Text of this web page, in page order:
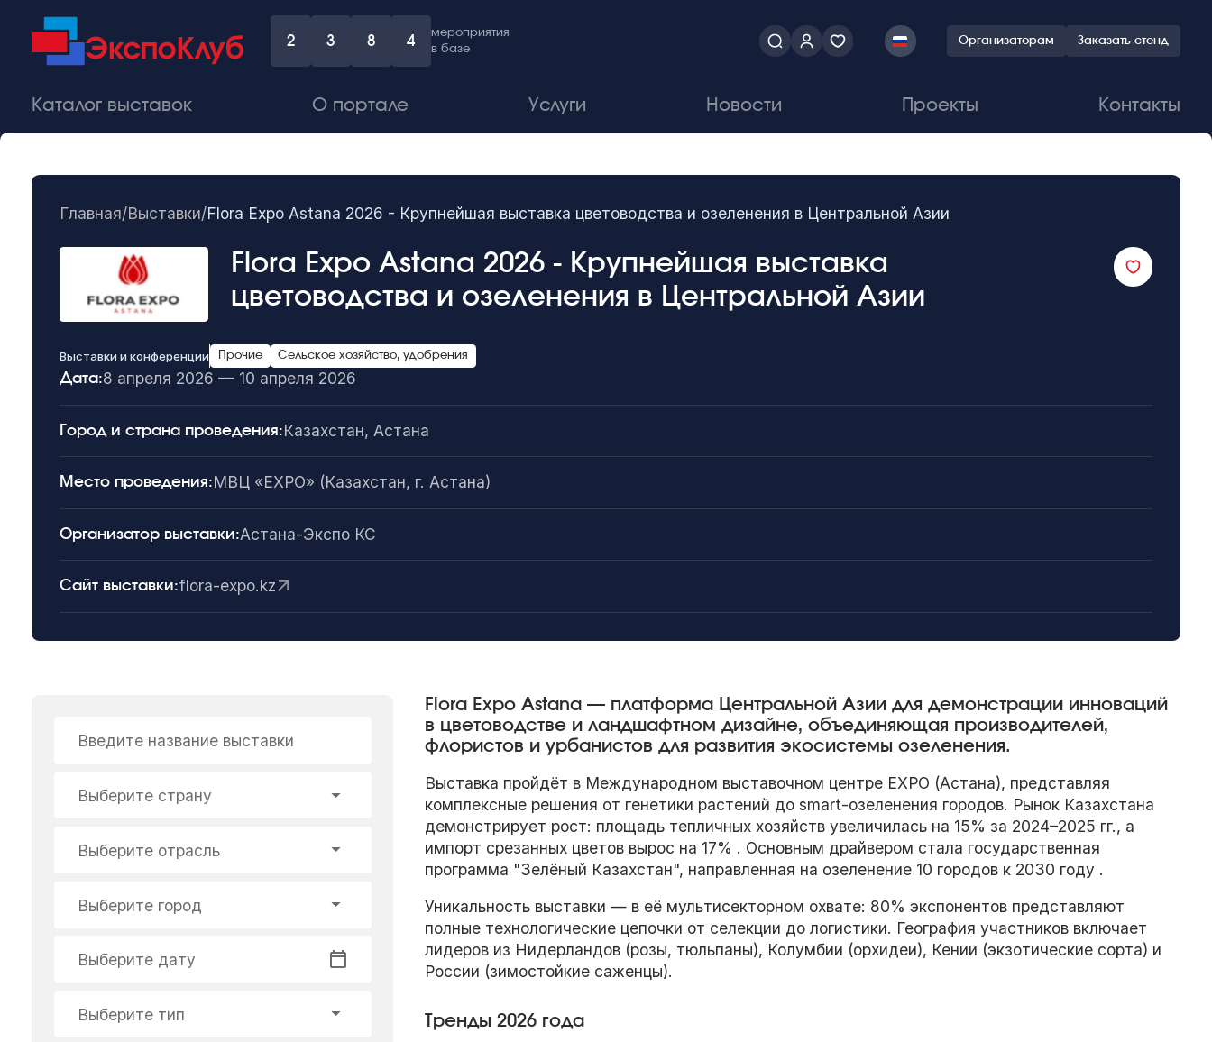
2 3 8 4
мероприятия
в базе
Организаторам Заказать стенд
Каталог выставок О портале Услуги Новости Проекты Контакты
Главная/Выставки/Flora Expo Astana 2026 - Крупнейшая выставка цветоводства и озеленения в Центральной Азии
Flora Expo Astana 2026 - Крупнейшая выставка
цветоводства и озеленения в Центральной Азии
Выставки и конференции Прочие Сельское хозяйство, удобрения
Дата:8 апреля 2026 — 10 апреля 2026
Город и страна проведения:Казахстан, Астана
Место проведения:МВЦ «EXPO» (Казахстан, г. Астана)
Организатор выставки:Астана-Экспо КС
Сайт выставки:flora-expo.kz
Введите название выставки
Выберите страну
Выберите отрасль
Выберите город
Выберите дату
Выберите тип
Flora Expo Astana — платформа Центральной Азии для демонстрации инноваций
в цветоводстве и ландшафтном дизайне, объединяющая производителей,
флористов и урбанистов для развития экосистемы озеленения.
Выставка пройдёт в Международном выставочном центре EXPO (Астана), представляя
комплексные решения от генетики растений до smart-озеленения городов. Рынок Казахстана
демонстрирует рост: площадь тепличных хозяйств увеличилась на 15% за 2024–2025 гг., а
импорт срезанных цветов вырос на 17% . Основным драйвером стала государственная
программа "Зелёный Казахстан", направленная на озеленение 10 городов к 2030 году .
Уникальность выставки — в её мультисекторном охвате: 80% экспонентов представляют
полные технологические цепочки от селекции до логистики. География участников включает
лидеров из Нидерландов (розы, тюльпаны), Колумбии (орхидеи), Кении (экзотические сорта) и
России (зимостойкие саженцы).
Тренды 2026 года